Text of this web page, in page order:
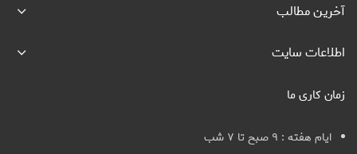
آخرین مطالب
اطلاعات سایت
زمان کاری ما
ایام هفته : ۹ صبح تا ۷ شب